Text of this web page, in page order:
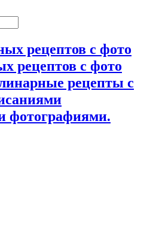
рецептов с фото
рецепты с
фотографиями.